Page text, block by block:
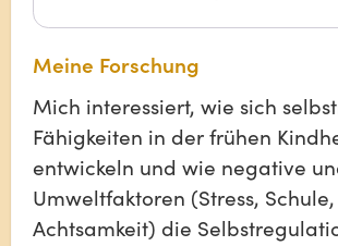
Meine Forschung
Mich interessiert, wie sich
Fähigkeiten in der frühen
entwickeln und wie negative
Umweltfaktoren (Stress, Schule,
Achtsamkeit) die